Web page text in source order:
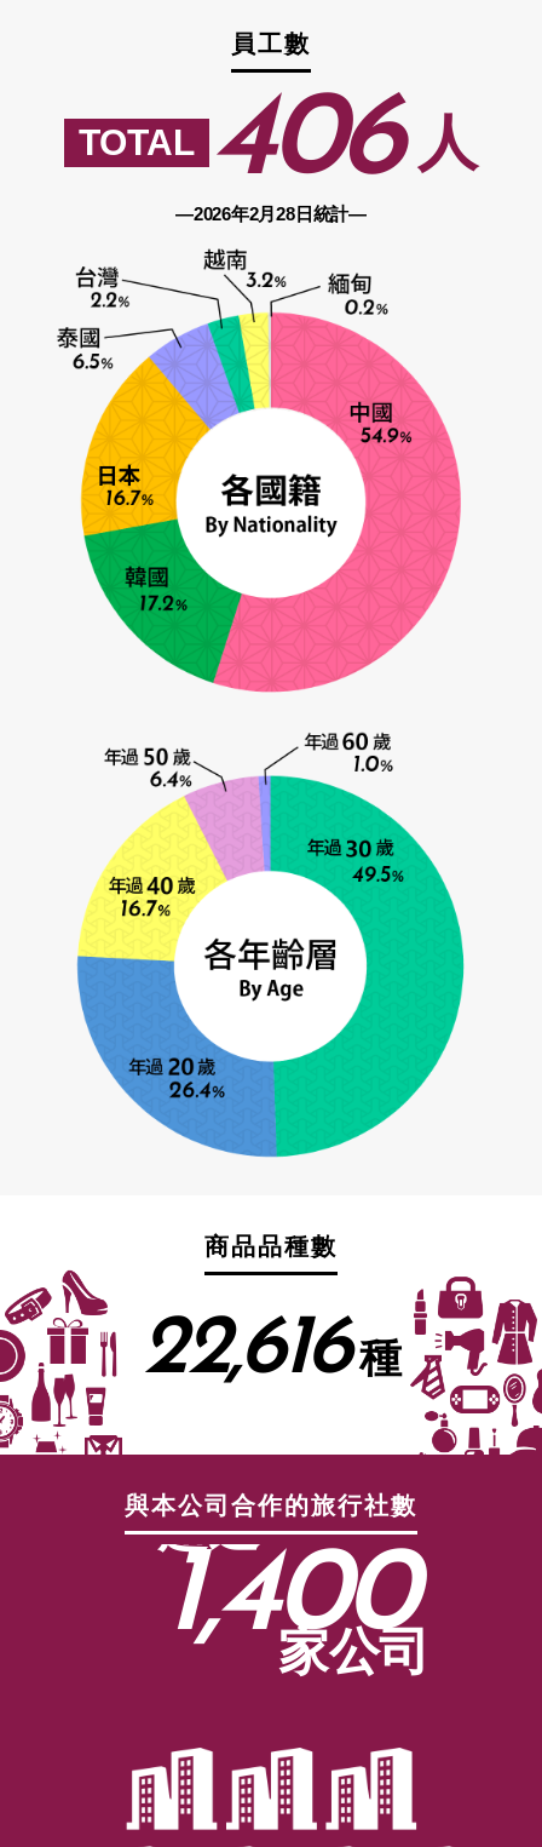
員工數
406人
―2026年2月28日統計―
商品品種數
22,616種
與本公司合作的旅行社數
超過
1,400
家公司